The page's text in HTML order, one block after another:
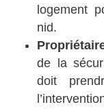
logement
nid.
de la
doit